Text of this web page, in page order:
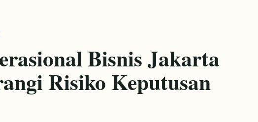
Bisnis Jakarta
Risiko Keputusan